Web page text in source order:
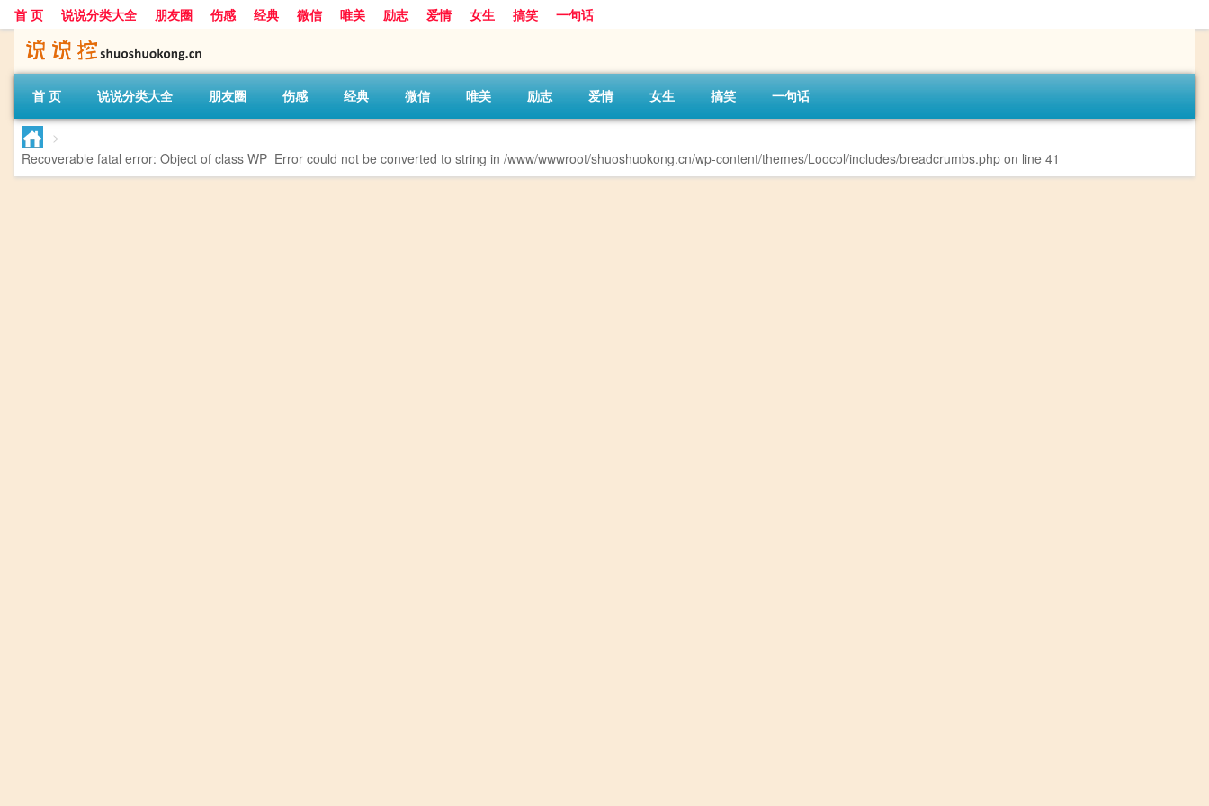
首 页 说说分类大全 朋友圈 伤感 经典 微信 唯美 励志 爱情 女生 搞笑 一句话
首 页 说说分类大全 朋友圈 伤感 经典 微信 唯美 励志 爱情 女生 搞笑 一句话
>
Recoverable fatal error: Object of class WP_Error could not be converted to string in /www/wwwroot/shuoshuokong.cn/wp-content/themes/Loocol/includes/breadcrumbs.php on line 41